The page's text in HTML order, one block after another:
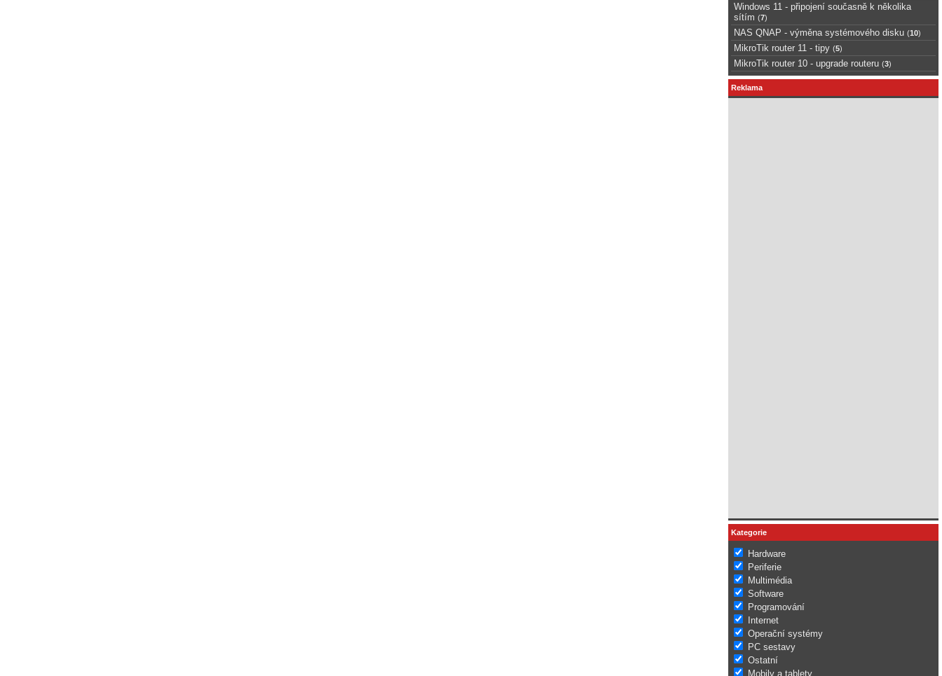
Windows 11 - připojení současně k několika
sítím (7)
NAS QNAP - výměna systémového disku (10)
MikroTik router 11 - tipy (5)
MikroTik router 10 - upgrade routeru (3)
Reklama
Kategorie
Hardware
Periferie
Multimédia
Software
Programování
Internet
Operační systémy
PC sestavy
Ostatní
Mobily a tablety